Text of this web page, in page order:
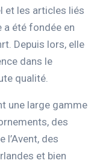
et les articles liés
a été fondée en
Depuis lors, elle
dans le
qualité.
une large gamme
des
l’Avent, des
et bien